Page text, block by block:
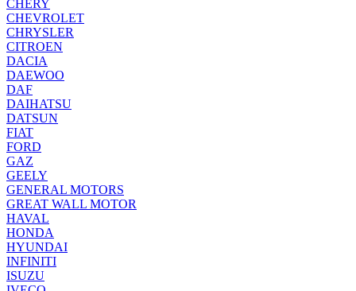
CHERY
CHEVROLET
CHRYSLER
CITROEN
DACIA
DAEWOO
DAF
DAIHATSU
DATSUN
FIAT
FORD
GAZ
GEELY
GENERAL MOTORS
GREAT WALL MOTOR
HAVAL
HONDA
HYUNDAI
INFINITI
ISUZU